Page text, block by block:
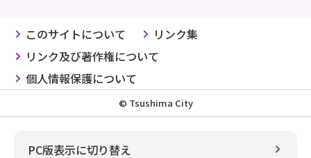
このサイトについて
リンク集
リンク及び著作権について
個人情報保護について
© Tsushima City
PC版表示に切り替え